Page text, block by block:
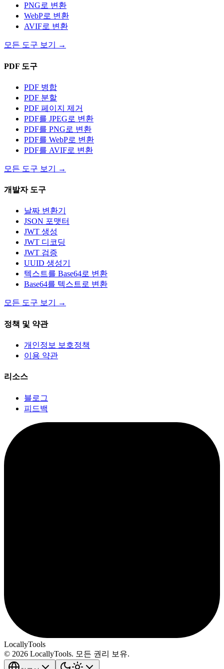
PNG로 변환
WebP로 변환
AVIF로 변환
모든 도구 보기 →
PDF 도구
PDF 병합
PDF 분할
PDF 페이지 제거
PDF를 JPEG로 변환
PDF를 PNG로 변환
PDF를 WebP로 변환
PDF를 AVIF로 변환
모든 도구 보기 →
개발자 도구
날짜 변환기
JSON 포맷터
JWT 생성
JWT 디코딩
JWT 검증
UUID 생성기
텍스트를 Base64로 변환
Base64를 텍스트로 변환
모든 도구 보기 →
정책 및 약관
개인정보 보호정책
이용 약관
리소스
블로그
피드백
LocallyTools
© 2026 LocallyTools. 모든 권리 보유.